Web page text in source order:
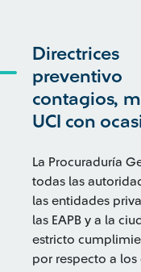
contagios,
UCI con
La Procuraduría
todas las
las entidades
las EAPB y a la
estricto
por respecto a